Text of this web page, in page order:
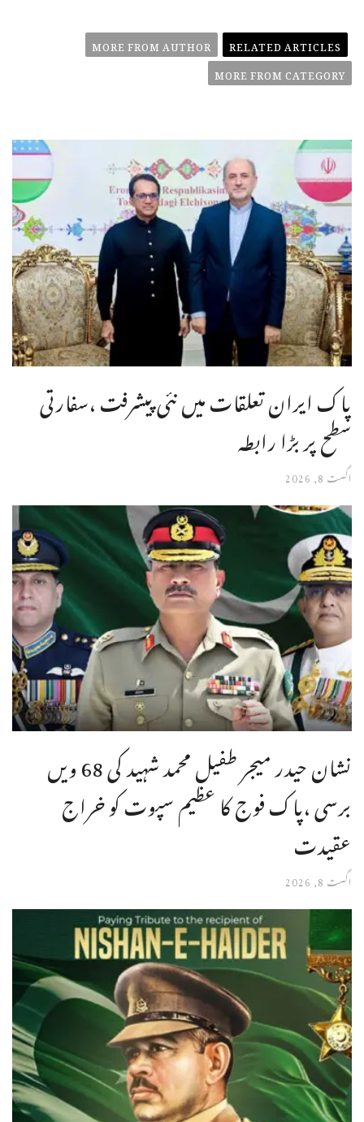
RELATED ARTICLES
MORE FROM AUTHOR
MORE FROM CATEGORY
پاک ایران تعلقات میں نئی پیشرفت ،سفارتی
سطح پر بڑا رابطہ
اگست 8, 2026
نشان حیدر میجر طفیل محمد شہید کی 68 ویں
برسی ،پاک فوج کا عظیم سپوت کو خراج
عقیدت
اگست 8, 2026